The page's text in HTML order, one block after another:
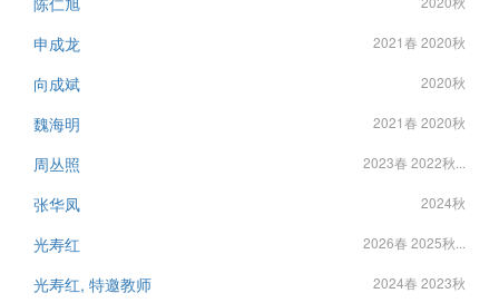
申成龙 2021春 2020秋
向成斌 2020秋
魏海明 2021春 2020秋
周丛照 2023春 2022秋...
张华凤 2024秋
光寿红 2026春 2025秋...
光寿红, 特邀教师 2024春 2023秋